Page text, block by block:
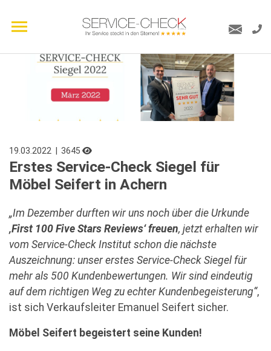
19.03.2022 | 3645
Erstes Service-Check Siegel für
Möbel Seifert in Achern
„Im Dezember durften wir uns noch über die Urkunde
‚First 100 Five Stars Reviews‘ freuen, jetzt erhalten wir
vom Service-Check Institut schon die nächste
Auszeichnung: unser erstes Service-Check Siegel für
mehr als 500 Kundenbewertungen. Wir sind eindeutig
auf dem richtigen Weg zu echter Kundenbegeisterung“,
ist sich Verkaufsleiter Emanuel Seifert sicher.
Möbel Seifert begeistert seine Kunden!